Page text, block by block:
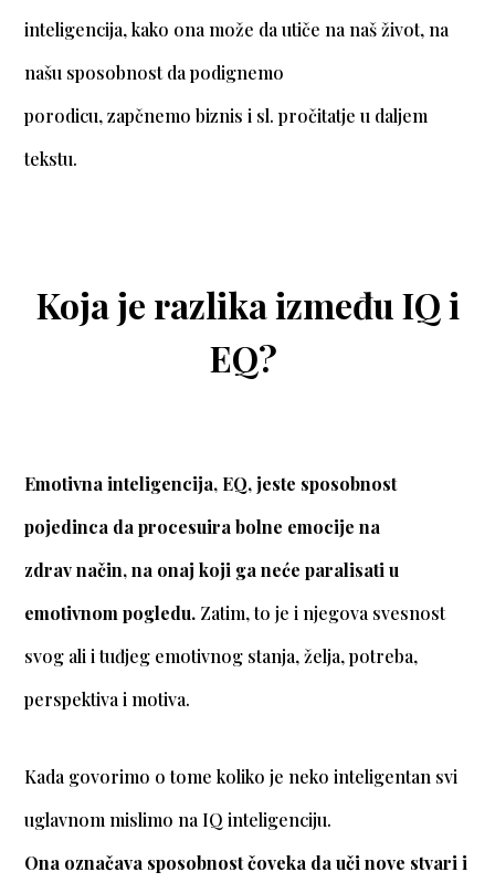
inteligencija, kako ona može da utiče na naš život, na
našu sposobnost da podignemo
porodicu, zapčnemo biznis i sl. pročitatje u daljem
tekstu.
Koja je razlika između IQ i
EQ?
Emotivna inteligencija, EQ, jeste sposobnost
pojedinca da procesuira bolne emocije na
zdrav način, na onaj koji ga neće paralisati u
emotivnom pogledu. Zatim, to je i njegova svesnost
svog ali i tuđjeg emotivnog stanja, želja, potreba,
perspektiva i motiva.
Kada govorimo o tome koliko je neko inteligentan svi
uglavnom mislimo na IQ inteligenciju.
Ona označava sposobnost čoveka da uči nove stvari i